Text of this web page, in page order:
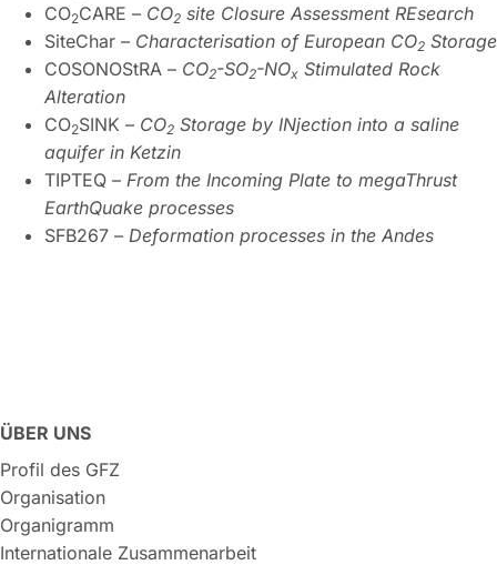
CO2CARE – CO2 site Closure Assessment REsearch
SiteChar – Characterisation of European CO2 Storage
COSONOStRA – CO2-SO2-NOx Stimulated Rock
Alteration
CO2SINK – CO2 Storage by INjection into a saline
aquifer in Ketzin
TIPTEQ – From the Incoming Plate to megaThrust
EarthQuake processes
SFB267 – Deformation processes in the Andes
ÜBER UNS
Profil des GFZ
Organisation
Organigramm
Internationale Zusammenarbeit